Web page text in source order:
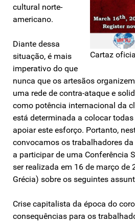
Cartaz
cultural norte-
americano.
Diante dessa
situação, é mais
imperativo do que
nunca que os artesãos
uma rede de contra-ataque e
como potência internacional da
está determinada a colocar
apoiar este esforço. Portanto,
convocamos os trabalhadores
a participar de uma Conferência
ser realizada em 16 de março de
Grécia) sobre os seguintes
Crise capitalista da época do
consequências para os